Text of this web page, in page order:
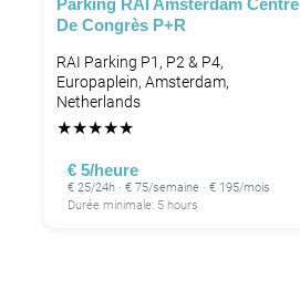
Parking RAI Amsterdam Centre
De Congrès P+R
RAI Parking P1, P2 & P4,
Europaplein, Amsterdam,
Netherlands
★★★★★
€ 5/heure
€ 25/24h · € 75/semaine · € 195/mois
Durée minimale: 5 hours